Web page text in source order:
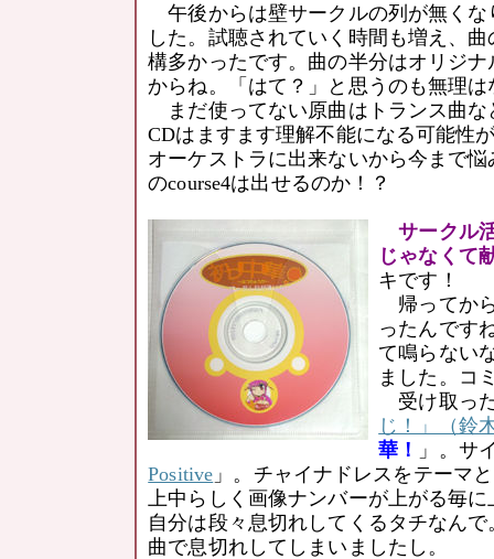
午後からは壁サークルの列が無くな
した。試聴されていく時間も増え、
構多かったです。曲の半分はオリジ
からね。「はて？」と思うのも無理
まだ使ってない原曲はトランス曲な
CDはますます理解不能になる可能性
オーケストラに出来ないから今まで
のcourse4は出せるのか！？
サークル
じゃなくて
キです！
帰ってか
ったんです
て鳴らない
ました。コ
受け取っ
じ！」（鈴
華！
」。サ
Positive 」。チャイナドレスをテーマ
上中らしく画像ナンバーが上がる毎
自分は段々息切れしてくるタチなん
曲で息切れしてしまいましたし。